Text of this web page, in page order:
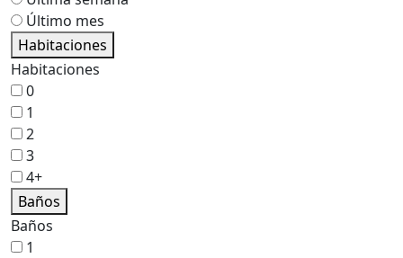
Último mes
Habitaciones
Habitaciones
0
1
2
3
4+
Baños
Baños
1